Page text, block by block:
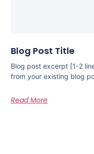
Blog Post Title
Blog post excerpt [1-2
from your existing blog
Read More